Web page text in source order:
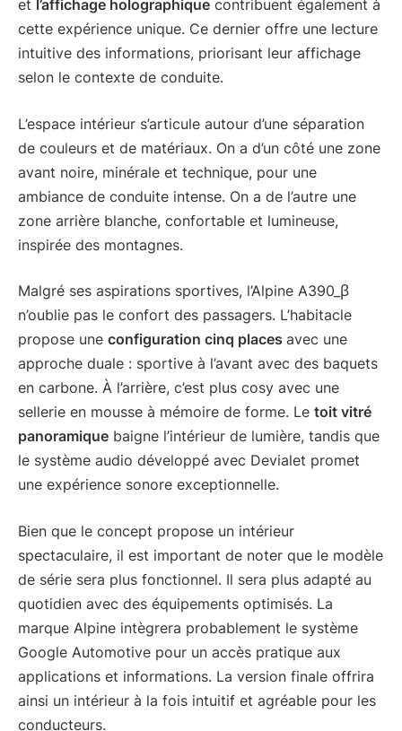
et l’affichage holographique contribuent également à
cette expérience unique. Ce dernier offre une lecture
intuitive des informations, priorisant leur affichage
selon le contexte de conduite.
L’espace intérieur s’articule autour d’une séparation
de couleurs et de matériaux. On a d’un côté une zone
avant noire, minérale et technique, pour une
ambiance de conduite intense. On a de l’autre une
zone arrière blanche, confortable et lumineuse,
inspirée des montagnes.
Malgré ses aspirations sportives, l’Alpine A390_β
n’oublie pas le confort des passagers. L’habitacle
propose une configuration cinq places avec une
approche duale : sportive à l’avant avec des baquets
en carbone. À l’arrière, c’est plus cosy avec une
sellerie en mousse à mémoire de forme. Le toit vitré
panoramique baigne l’intérieur de lumière, tandis que
le système audio développé avec Devialet promet
une expérience sonore exceptionnelle.
Bien que le concept propose un intérieur
spectaculaire, il est important de noter que le modèle
de série sera plus fonctionnel. Il sera plus adapté au
quotidien avec des équipements optimisés. La
marque Alpine intègrera probablement le système
Google Automotive pour un accès pratique aux
applications et informations. La version finale offrira
ainsi un intérieur à la fois intuitif et agréable pour les
conducteurs.